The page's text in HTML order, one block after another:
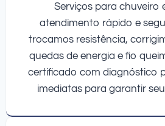
Serviços para chuveiro
atendimento rápido e
trocamos resistência,
quedas de energia e fio
certificado com diagnóstico
imediatas para garantir